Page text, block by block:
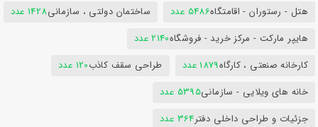
هتل - رستوران - اقامتگاه5486 عدد ساختمان دولتی ، سازمانی1428 عدد
هایپر مارکت - مرکز خرید - فروشگاه2140 عدد
کارخانه صنعتی ، کارگاه1879 عدد طراحی سقف کاذب120 عدد
خانه های ویلایی - سازمانی5395 عدد
جزئیات و طراحی داخلی دفتر364 عدد